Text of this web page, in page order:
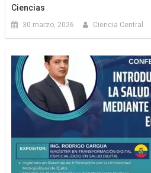
Ciencias
30 marzo, 2026 Ciencia Central